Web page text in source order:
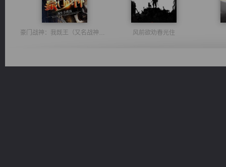
豪门战神：我既王（又名战神归来不败神婿修罗战神） 风前欲劝春光住